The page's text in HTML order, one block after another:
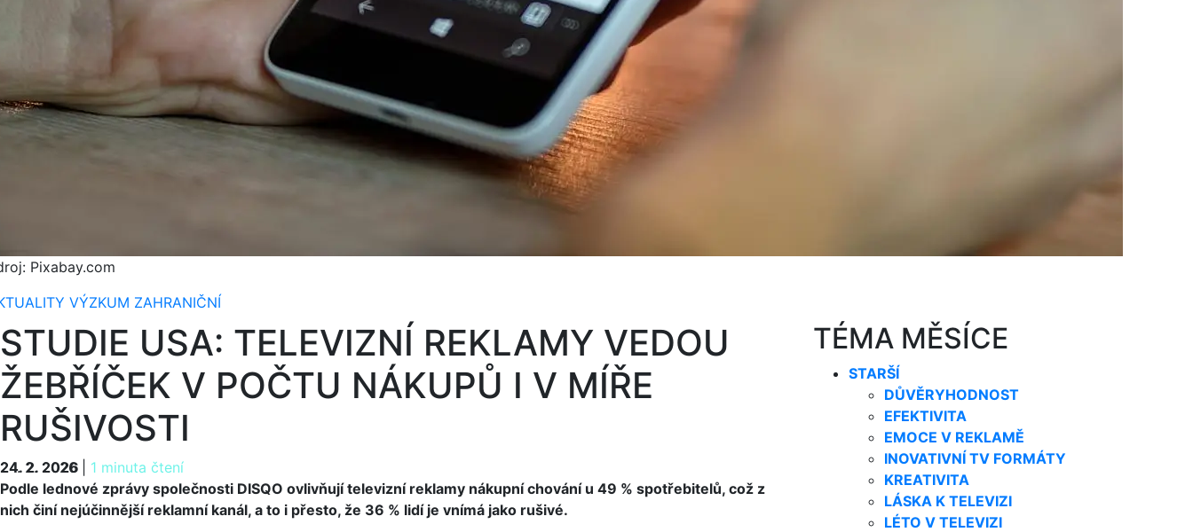
Pixabay.com
VÝZKUM ZAHRANIČNÍ
STUDIE USA: TELEVIZNÍ REKLAMY VEDOU
ŽEBŘÍČEK V POČTU NÁKUPŮ I V MÍŘE
RUŠIVOSTI
24. 2. 2026 1 minuta čtení
24. 2. 2026
Podle lednové zprávy společnosti DISQO ovlivňují televizní reklamy nákupní chování u 49 % spotřebitelů, což z
nich činí nejúčinnější reklamní kanál, a to i přesto, že 36 % lidí je vnímá jako rušivé.
TÉMA MĚSÍCE
STARŠÍ
DŮVĚRYHODNOST
EFEKTIVITA
EMOCE V REKLAMĚ
INOVATIVNÍ TV FORMÁTY
KREATIVITA
LÁSKA K TELEVIZI
LÉTO V TELEVIZI